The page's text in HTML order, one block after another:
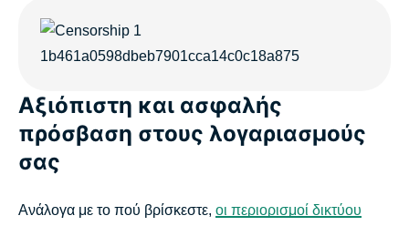
Αξιόπιστη και ασφαλής
πρόσβαση στους λογαριασμούς
σας
Ανάλογα με το πού βρίσκεστε, οι περιορισμοί δικτύου